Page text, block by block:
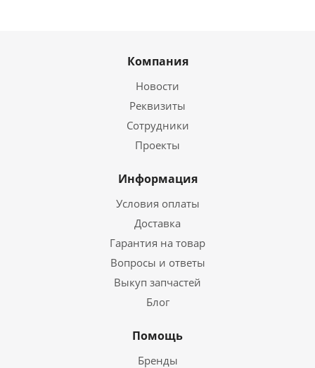
Компания
Новости
Реквизиты
Сотрудники
Проекты
Информация
Условия оплаты
Доставка
Гарантия на товар
Вопросы и ответы
Выкуп запчастей
Блог
Помощь
Бренды